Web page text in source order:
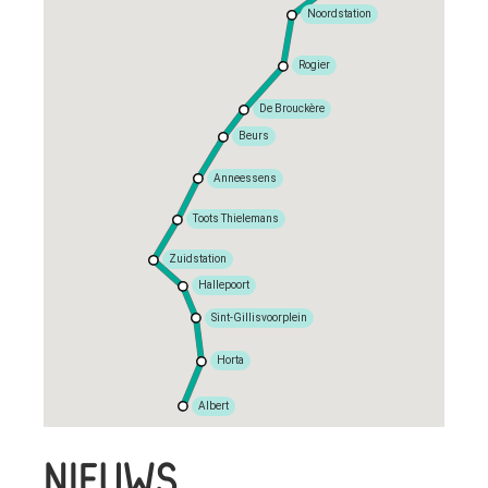
Albert
Horta
Sint-Gillisvoorplein
Hallepoort
Zuidstation
Toots Thielemans
Anneessens
Beurs
De Brouckère
Rogier
Noordstation